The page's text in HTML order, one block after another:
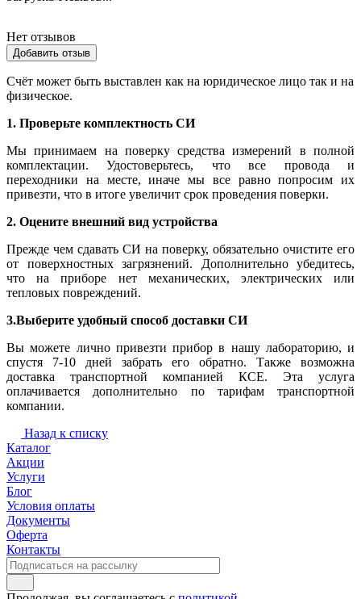
Нет отзывов
Добавить отзыв
Счёт может быть выставлен как на юридическое лицо так и на
физическое.
1. Проверьте комплектность СИ
Мы принимаем на поверку средства измерений в полной
комплектации. Удостоверьтесь, что все провода и
переходники на месте, иначе мы все равно попросим их
привезти, что в итоге увеличит срок проведения поверки.
2. Оцените внешний вид устройства
Прежде чем сдавать СИ на поверку, обязательно очистите его
от поверхностных загрязнений. Дополнительно убедитесь,
что на приборе нет механических, электрических или
тепловых повреждений.
3.Выберите удобный способ доставки СИ
Вы можете лично привезти прибор в нашу лабораторию, и
спустя 7-10 дней забрать его обратно. Также возможна
доставка транспортной компанией КСЕ. Эта услуга
оплачивается дополнительно по тарифам транспортной
компании.
Назад к списку
Каталог
Акции
Услуги
Блог
Условия оплаты
Документы
Оферта
Контакты